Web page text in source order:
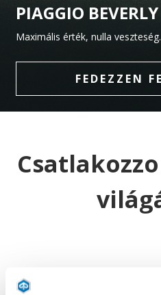
PIAGGIO BEVERLY
Maximális érték, nulla veszteség.
FEDEZZEN